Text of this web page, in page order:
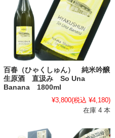
百春（ひゃくしゅん） 純米吟醸
生原酒 直汲み So Una
Banana 1800ml
¥3,800(税込 ¥4,180)
在庫 4 本